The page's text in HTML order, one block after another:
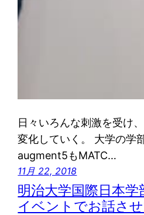
日々いろんな刺激を受け
変化していく。 大学の学
augment5もMATC…
11月 22, 2018
明治大学国際日本
イベントでお話さ